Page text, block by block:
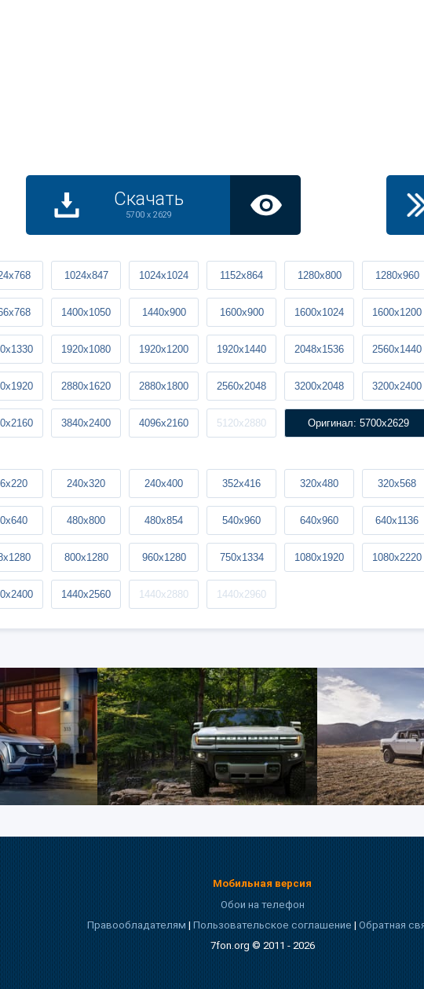
Скачать
5700 x 2629
1024x847 1024x1024 1152x864 1280x800 1280x960
1400x1050 1440x900 1600x900 1600x1024 1600x1200
1920x1080 1920x1200 1920x1440 2048x1536 2560x1440
2880x1620 2880x1800 2560x2048 3200x2048 3200x2400
3840x2400 4096x2160 5120x2880 Оригинал: 5700x2629
240x320 240x400 352x416 320x480 320x568
480x800 480x854 540x960 640x960 640x1136
800x1280 960x1280 750x1334 1080x1920 1080x2220
1440x2560 1440x2880 1440x2960
Мобильная версия
Обои на телефон
Правообладателям|Пользовательское соглашение|Обратная
7fon.org © 2011 - 2026